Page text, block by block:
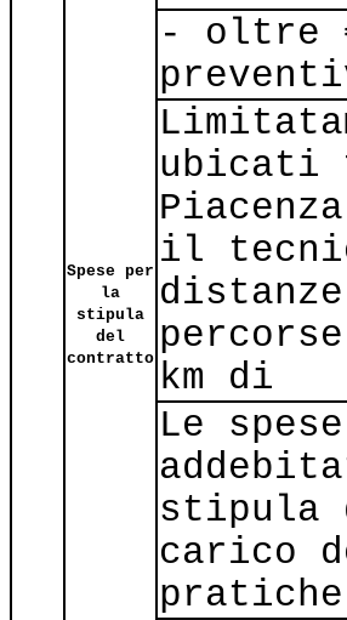
Spese per
la
stipula
del
contratto
- oltre
ubicati
il
km di
Le
stipula
carico